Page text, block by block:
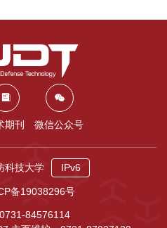
期刊 微信公众号
科技大学 IPv6
备19038296号
84576114